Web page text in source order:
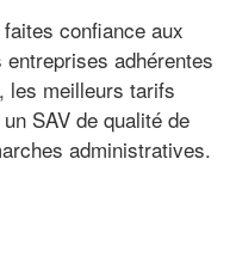
confiance aux
adhérentes
les meilleurs tarifs
SAV de qualité de
administratives.